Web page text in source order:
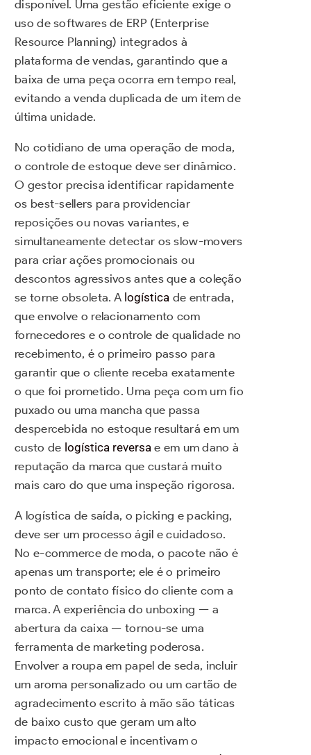
disponível. Uma gestão eficiente exige o
uso de softwares de ERP (Enterprise
Resource Planning) integrados à
plataforma de vendas, garantindo que a
baixa de uma peça ocorra em tempo real,
evitando a venda duplicada de um item de
última unidade.
No cotidiano de uma operação de moda,
o controle de estoque deve ser dinâmico.
O gestor precisa identificar rapidamente
os best-sellers para providenciar
reposições ou novas variantes, e
simultaneamente detectar os slow-movers
para criar ações promocionais ou
descontos agressivos antes que a coleção
se torne obsoleta. A logística de entrada,
que envolve o relacionamento com
fornecedores e o controle de qualidade no
recebimento, é o primeiro passo para
garantir que o cliente receba exatamente
o que foi prometido. Uma peça com um fio
puxado ou uma mancha que passa
despercebida no estoque resultará em um
custo de logística reversae em um dano à
reputação da marca que custará muito
mais caro do que uma inspeção rigorosa.
A logística de saída, o picking e packing,
deve ser um processo ágil e cuidadoso.
No e-commerce de moda, o pacote não é
apenas um transporte; ele é o primeiro
ponto de contato físico do cliente com a
marca. A experiência do unboxing — a
abertura da caixa — tornou-se uma
ferramenta de marketing poderosa.
Envolver a roupa em papel de seda, incluir
um aroma personalizado ou um cartão de
agradecimento escrito à mão são táticas
de baixo custo que geram um alto
impacto emocional e incentivam o